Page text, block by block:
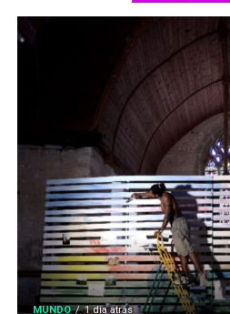
MUNDO 1 dia atrás